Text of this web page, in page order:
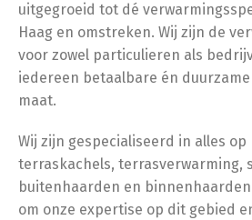
uitgegroeid tot dé
Haag en omstreken. Wij zijn de
voor zowel particulieren als
iedereen betaalbare én
maat.
Wij zijn gespecialiseerd in alles
terraskachels, terrasverwarming,
buitenhaarden en
om onze expertise op dit gebied